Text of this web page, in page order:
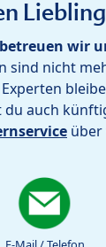
wir
sind nicht
auch
über